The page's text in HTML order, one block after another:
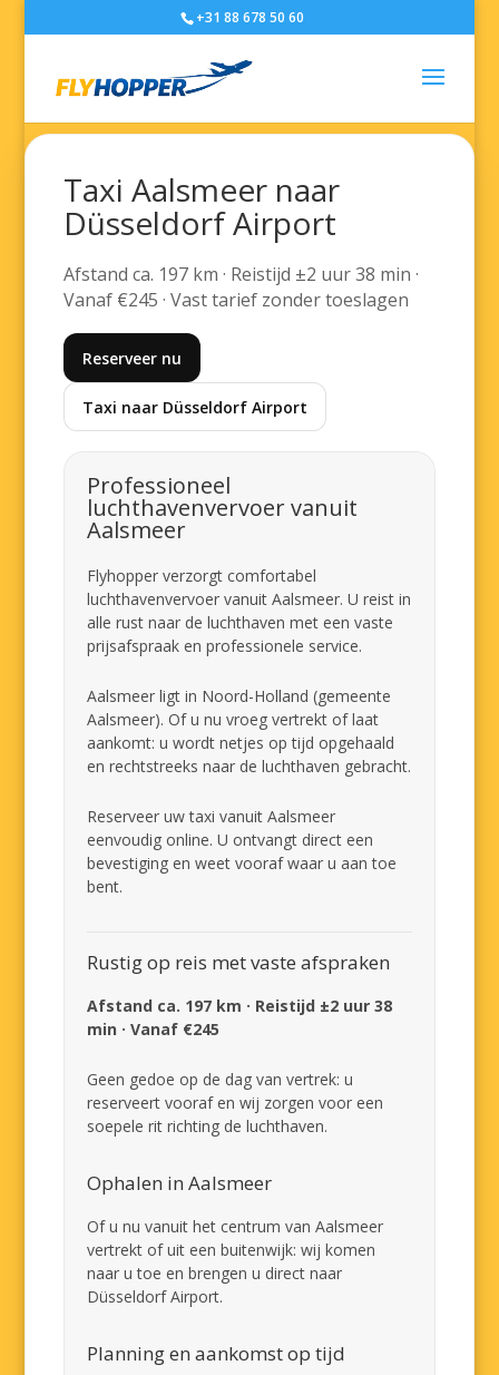
+31 88 678 50 60
Taxi Aalsmeer naar
Düsseldorf Airport
Afstand ca. 197 km · Reistijd ±2 uur 38 min ·
Vanaf €245 · Vast tarief zonder toeslagen
Reserveer nu
Taxi naar Düsseldorf Airport
Professioneel
luchthavenvervoer vanuit
Aalsmeer
Flyhopper verzorgt comfortabel
luchthavenvervoer vanuit Aalsmeer. U reist in
alle rust naar de luchthaven met een vaste
prijsafspraak en professionele service.
Aalsmeer ligt in Noord-Holland (gemeente
Aalsmeer). Of u nu vroeg vertrekt of laat
aankomt: u wordt netjes op tijd opgehaald
en rechtstreeks naar de luchthaven gebracht.
Reserveer uw taxi vanuit Aalsmeer
eenvoudig online. U ontvangt direct een
bevestiging en weet vooraf waar u aan toe
bent.
Rustig op reis met vaste afspraken
Afstand ca. 197 km · Reistijd ±2 uur 38
min · Vanaf €245
Geen gedoe op de dag van vertrek: u
reserveert vooraf en wij zorgen voor een
soepele rit richting de luchthaven.
Ophalen in Aalsmeer
Of u nu vanuit het centrum van Aalsmeer
vertrekt of uit een buitenwijk: wij komen
naar u toe en brengen u direct naar
Düsseldorf Airport.
Planning en aankomst op tijd